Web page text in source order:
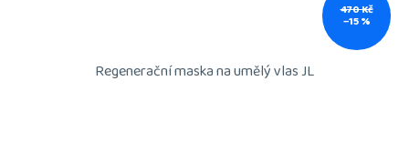
470 Kč
–15 %
Regenerační maska na umělý vlas JL